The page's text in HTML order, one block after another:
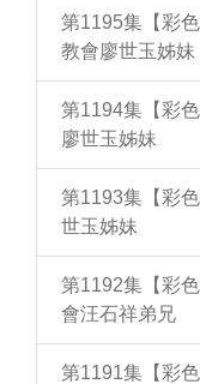
第1195集【彩
教會廖世玉姊妹
第1194集【彩
廖世玉姊妹
第1193集【彩
世玉姊妹
第1192集【彩
會汪石祥弟兄
第1191集【彩